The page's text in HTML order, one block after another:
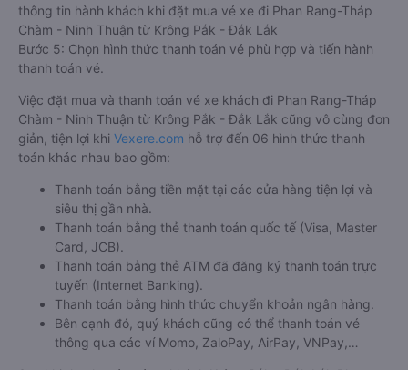
thông tin hành khách khi đặt mua vé xe đi Phan Rang-Tháp
Chàm - Ninh Thuận từ Krông Pắk - Đắk Lắk
Bước 5: Chọn hình thức thanh toán vé phù hợp và tiến hành
thanh toán vé.
Việc đặt mua và thanh toán vé xe khách đi Phan Rang-Tháp
Chàm - Ninh Thuận từ Krông Pắk - Đắk Lắk cũng vô cùng đơn
giản, tiện lợi khi Vexere.com hỗ trợ đến 06 hình thức thanh
toán khác nhau bao gồm:
Thanh toán bằng tiền mặt tại các cửa hàng tiện lợi và
siêu thị gần nhà.
Thanh toán bằng thẻ thanh toán quốc tế (Visa, Master
Card, JCB).
Thanh toán bằng thẻ ATM đã đăng ký thanh toán trực
tuyến (Internet Banking).
Thanh toán bằng hình thức chuyển khoản ngân hàng.
Bên cạnh đó, quý khách cũng có thể thanh toán vé
thông qua các ví Momo, ZaloPay, AirPay, VNPay,…